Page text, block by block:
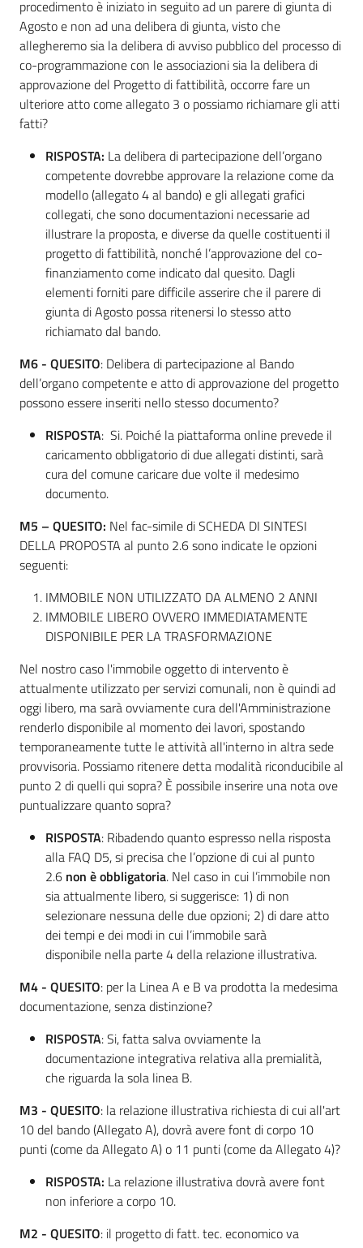
procedimento è iniziato in seguito ad un parere di giunta di
Agosto e non ad una delibera di giunta, visto che
allegheremo sia la delibera di avviso pubblico del processo di
co-programmazione con le associazioni sia la delibera di
approvazione del Progetto di fattibilità, occorre fare un
ulteriore atto come allegato 3 o possiamo richiamare gli atti
fatti?
RISPOSTA: La delibera di partecipazione dell’organo
competente dovrebbe approvare la relazione come da
modello (allegato 4 al bando) e gli allegati grafici
collegati, che sono documentazioni necessarie ad
illustrare la proposta, e diverse da quelle costituenti il
progetto di fattibilità, nonché l’approvazione del co-
finanziamento come indicato dal quesito. Dagli
elementi forniti pare difficile asserire che il parere di
giunta di Agosto possa ritenersi lo stesso atto
richiamato dal bando.
M6 - QUESITO: Delibera di partecipazione al Bando
dell’organo competente e atto di approvazione del progetto
possono essere inseriti nello stesso documento?
RISPOSTA: Si. Poiché la piattaforma online prevede il
caricamento obbligatorio di due allegati distinti, sarà
cura del comune caricare due volte il medesimo
documento.
M5 – QUESITO: Nel fac-simile di SCHEDA DI SINTESI
DELLA PROPOSTA al punto 2.6 sono indicate le opzioni
seguenti:
IMMOBILE NON UTILIZZATO DA ALMENO 2 ANNI
IMMOBILE LIBERO OVVERO IMMEDIATAMENTE
DISPONIBILE PER LA TRASFORMAZIONE
Nel nostro caso l'immobile oggetto di intervento è
attualmente utilizzato per servizi comunali, non è quindi ad
oggi libero, ma sarà ovviamente cura dell'Amministrazione
renderlo disponibile al momento dei lavori, spostando
temporaneamente tutte le attività all'interno in altra sede
provvisoria. Possiamo ritenere detta modalità riconducibile al
punto 2 di quelli qui sopra? È possibile inserire una nota ove
puntualizzare quanto sopra?
RISPOSTA: Ribadendo quanto espresso nella risposta
alla FAQ D5, si precisa che l’opzione di cui al punto
2.6 non è obbligatoria. Nel caso in cui l’immobile non
sia attualmente libero, si suggerisce: 1) di non
selezionare nessuna delle due opzioni; 2) di dare atto
dei tempi e dei modi in cui l’immobile sarà
disponibile nella parte 4 della relazione illustrativa.
M4 - QUESITO: per la Linea A e B va prodotta la medesima
documentazione, senza distinzione?
RISPOSTA: Si, fatta salva ovviamente la
documentazione integrativa relativa alla premialità,
che riguarda la sola linea B.
M3 - QUESITO: la relazione illustrativa richiesta di cui all'art
10 del bando (Allegato A), dovrà avere font di corpo 10
punti (come da Allegato A) o 11 punti (come da Allegato 4)?
RISPOSTA: La relazione illustrativa dovrà avere font
non inferiore a corpo 10.
M2 - QUESITO: il progetto di fatt. tec. economico va